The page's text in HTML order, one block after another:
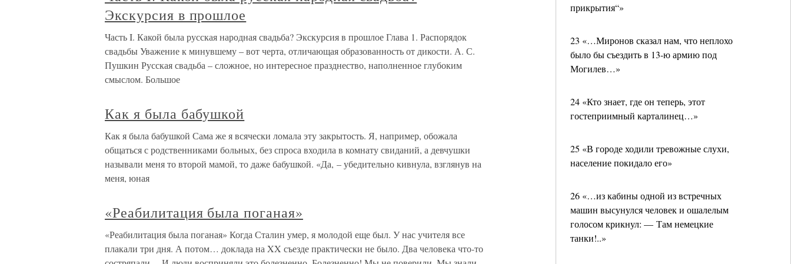
прикрытия“»
23 «…Миронов сказал нам, что неплохо
было бы съездить в 13-ю армию под
Могилев…»
24 «Кто знает, где он теперь, этот
гостеприимный карталинец…»
25 «В городе ходили тревожные слухи,
население покидало его»
26 «…из кабины одной из встречных
машин высунулся человек и ошалелым
голосом крикнул: — Там немецкие
танки!..»
Экскурсия в прошлое
Часть I. Какой была русская народная свадьба? Экскурсия в прошлое Глава 1. Распорядок
свадьбы Уважение к минувшему – вот черта, отличающая образованность от дикости. А. С.
Пушкин Русская свадьба – сложное, но интересное празднество, наполненное глубоким
смыслом. Большое
Как я была бабушкой
Как я была бабушкой Сама же я всячески ломала эту закрытость. Я, например, обожала
общаться с родственниками больных, без спроса входила в комнату свиданий, а девчушки
называли меня то второй мамой, то даже бабушкой. «Да, – убедительно кивнула, взглянув на
меня, юная
«Реабилитация была поганая»
«Реабилитация была поганая» Когда Сталин умер, я молодой еще был. У нас учителя все
плакали три дня. А потом… доклада на XX съезде практически не было. Два человека что-то